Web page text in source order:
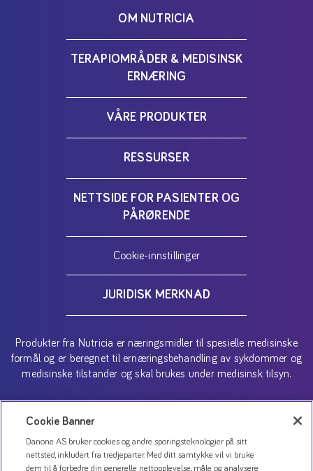
OM NUTRICIA
TERAPIOMRÅDER & MEDISINSK
ERNÆRING
VÅRE PRODUKTER
RESSURSER
NETTSIDE FOR PASIENTER OG
PÅRØRENDE
Cookie-innstillinger
JURIDISK MERKNAD
Produkter fra Nutricia er næringsmidler til spesielle medisinske
formål og er beregnet til ernæringsbehandling av sykdommer og
medisinske tilstander og skal brukes under medisinsk tilsyn.
Copyright (C) 2026 Danone AS
Cookie Banner
Danone AS bruker cookies og andre sporingsteknologier på sitt
nettsted, inkludert fra tredjeparter. Med ditt samtykke vil vi bruke
dem til å forbedre din generelle nettopplevelse, måle og analysere